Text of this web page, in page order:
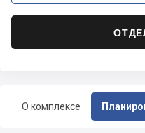
О комплексе